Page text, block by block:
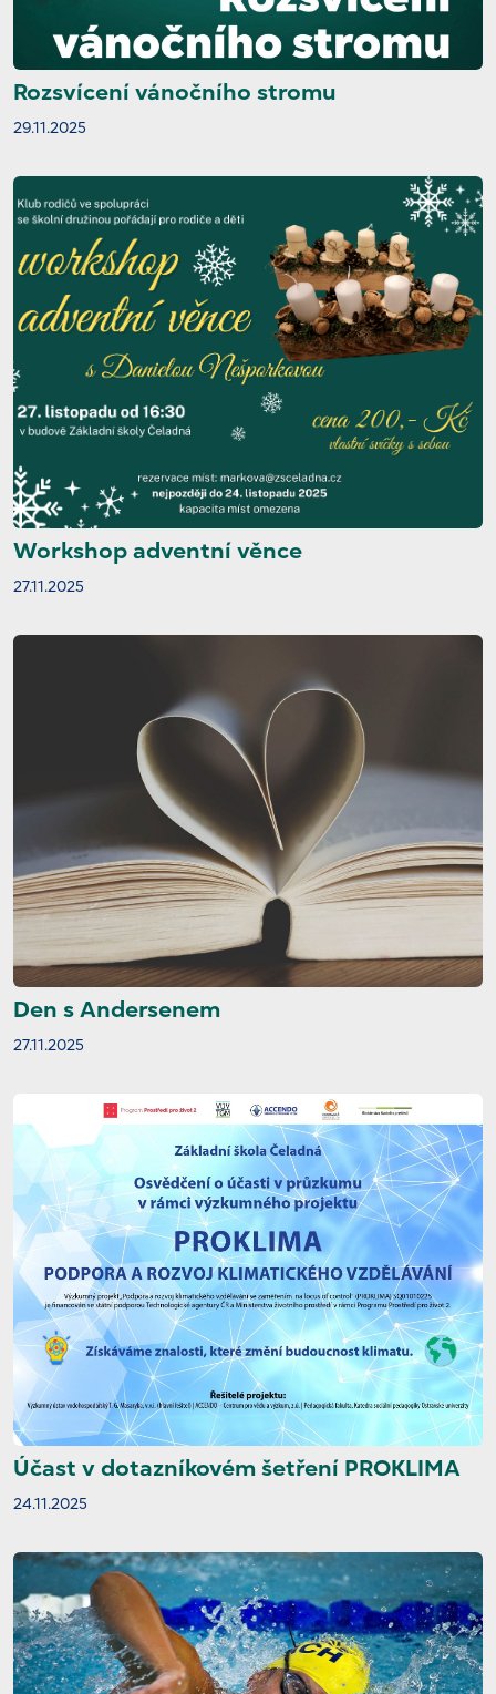
Rozsvícení vánočního stromu
29.11.2025
Workshop adventní věnce
27.11.2025
Den s Andersenem
27.11.2025
Účast v dotazníkovém šetření PROKLIMA
24.11.2025